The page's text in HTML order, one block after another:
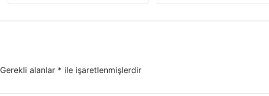
Gerekli alanlar * ile işaretlenmişlerdir